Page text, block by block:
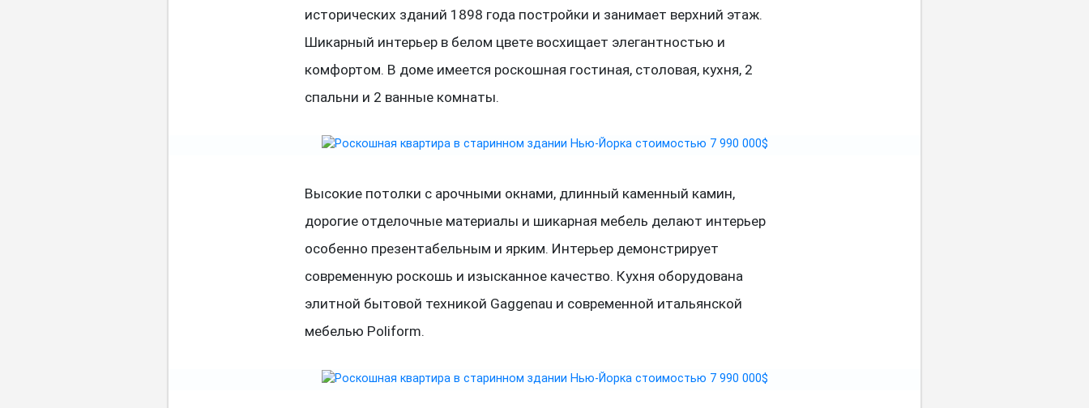
исторических зданий 1898 года постройки и занимает верхний этаж.
Шикарный интерьер в белом цвете восхищает элегантностью и
комфортом. В доме имеется роскошная гостиная, столовая, кухня, 2
спальни и 2 ванные комнаты.
Высокие потолки с арочными окнами, длинный каменный камин,
дорогие отделочные материалы и шикарная мебель делают интерьер
особенно презентабельным и ярким. Интерьер демонстрирует
современную роскошь и изысканное качество. Кухня оборудована
элитной бытовой техникой Gaggenau и современной итальянской
мебелью Poliform.